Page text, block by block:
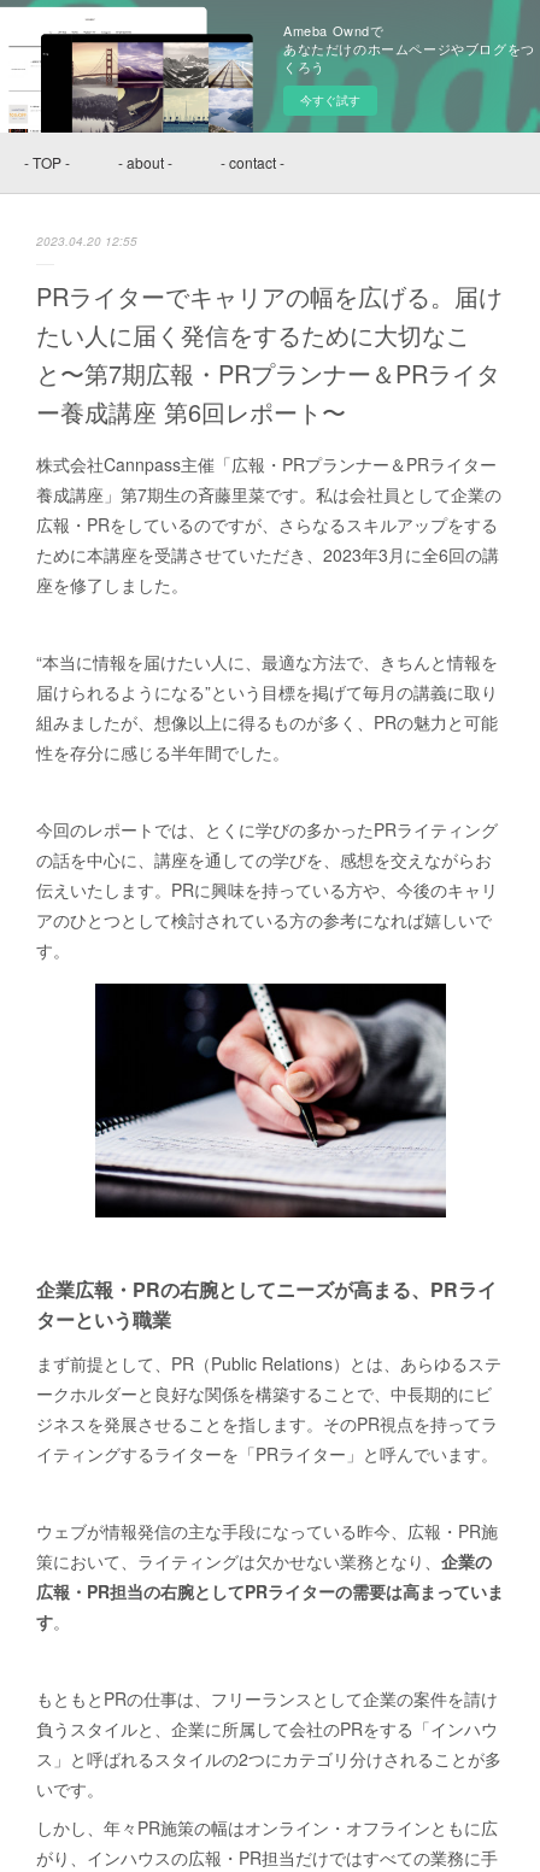
Ameba Owndで
あなただけのホームページやブログをつ
くろう
今すぐ試す
- TOP - - about - - contact -
2023.04.20 12:55
PRライターでキャリアの幅を広げる。届け
たい人に届く発信をするために大切なこ
と〜第7期広報・PRプランナー＆PRライタ
ー養成講座 第6回レポート〜
株式会社Cannpass主催「広報・PRプランナー＆PRライター
養成講座」第7期生の斉藤里菜です。私は会社員として企業の
広報・PRをしているのですが、さらなるスキルアップをする
ために本講座を受講させていただき、2023年3月に全6回の講
座を修了しました。
“本当に情報を届けたい人に、最適な方法で、きちんと情報を
届けられるようになる”という目標を掲げて毎月の講義に取り
組みましたが、想像以上に得るものが多く、PRの魅力と可能
性を存分に感じる半年間でした。
今回のレポートでは、とくに学びの多かったPRライティング
の話を中心に、講座を通しての学びを、感想を交えながらお
伝えいたします。PRに興味を持っている方や、今後のキャリ
アのひとつとして検討されている方の参考になれば嬉しいで
す。
企業広報・PRの右腕としてニーズが高まる、PRライ
ターという職業
まず前提として、PR（Public Relations）とは、あらゆるステ
ークホルダーと良好な関係を構築することで、中長期的にビ
ジネスを発展させることを指します。そのPR視点を持ってラ
イティングするライターを「PRライター」と呼んでいます。
ウェブが情報発信の主な手段になっている昨今、広報・PR施
策において、ライティングは欠かせない業務となり、 企業の
広報・PR担当の右腕としてPRライターの需要は高まっていま
す。
もともとPRの仕事は、フリーランスとして企業の案件を請け
負うスタイルと、企業に所属して会社のPRをする「インハウ
ス」と呼ばれるスタイルの2つにカテゴリ分けされることが多
いです。
しかし、年々PR施策の幅はオンライン・オフラインともに広
がり、インハウスの広報・PR担当だけではすべての業務に手